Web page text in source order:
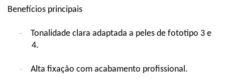
Benefícios principais
·
Tonalidade clara adaptada a peles de fototipo 3 e
4.
· Alta fixação com acabamento profissional.